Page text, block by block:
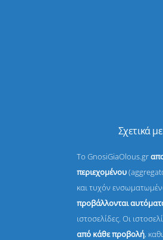
Σχετικά
Το GnosiGiaOlous.gr
περιεχομένου
και τυχόν
προβάλλονται
ιστοσελίδες. Οι
από κάθε προβολή,